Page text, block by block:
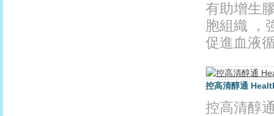
有助增生
胞組織
促進血液
控高清醇通
控高清醇